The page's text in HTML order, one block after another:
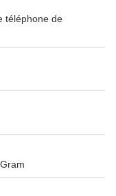
téléphone de